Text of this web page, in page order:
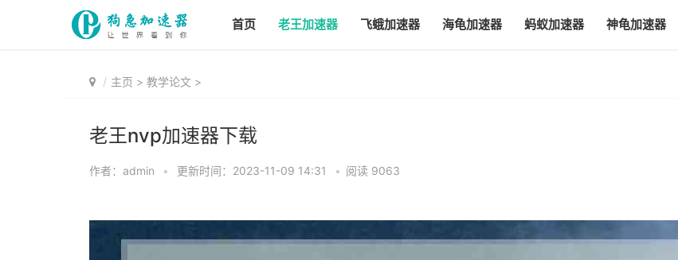
首页 老王加速器 飞蛾加速器 海龟加速器 蚂蚁加速器 神龟加速器
主页 > 教学论文 >
老王nvp加速器下载
作者：admin • 更新时间：2023-11-09 14:31 • 阅读 9063